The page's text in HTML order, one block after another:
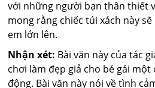
với những người bạn thân thiết
mong rằng chiếc túi xách này
em lớn lên.
Nhận xét: Bài văn này của tác
chơi làm đẹp giả cho bé gái một
động. Bài văn này nói về tình